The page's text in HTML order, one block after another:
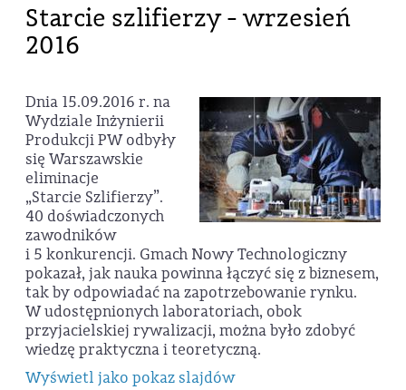
Starcie szlifierzy - wrzesień
2016
Dnia 15.09.2016 r. na
Wydziale Inżynierii
Produkcji PW odbyły
się Warszawskie
eliminacje
„Starcie Szlifierzy”.
40 doświadczonych
zawodników
i 5 konkurencji. Gmach Nowy Technologiczny
pokazał, jak nauka powinna łączyć się z biznesem,
tak by odpowiadać na zapotrzebowanie rynku.
W udostępnionych laboratoriach, obok
przyjacielskiej rywalizacji, można było zdobyć
wiedzę praktyczna i teoretyczną.
Wyświetl jako pokaz slajdów